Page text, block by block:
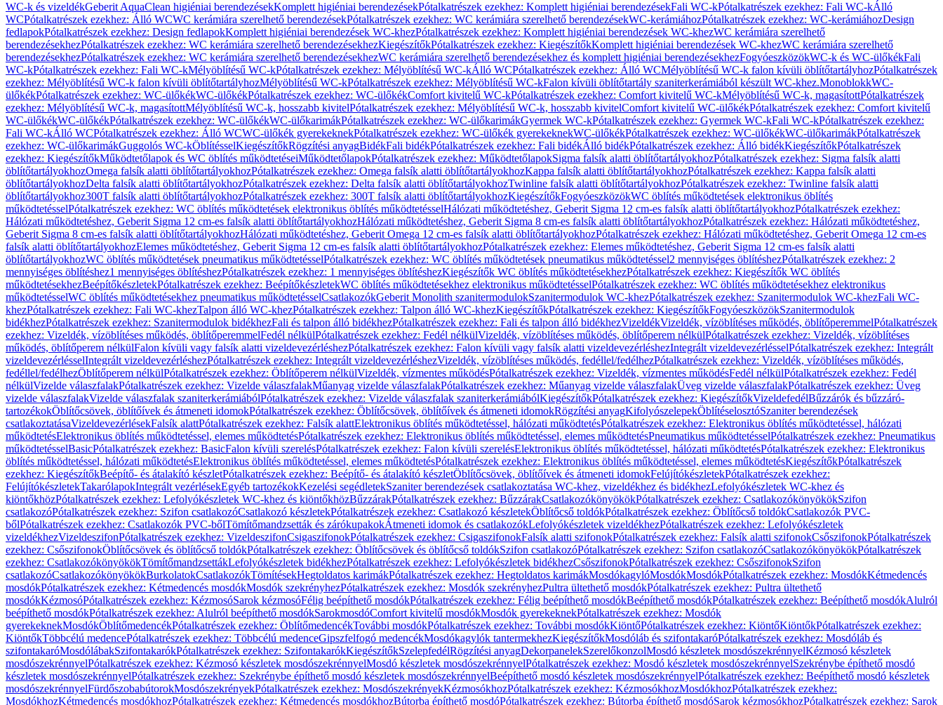
WC-k és vizeldékGeberit AquaClean higiéniai berendezésekKomplett higiéniai berendezésekPótalkatrészek ezekhez: Komplett higiéniai berendezésekFali WC-kPótalkatrészek ezekhez: Fali WC-kÁlló
WCPótalkatrészek ezekhez: Álló WCWC kerámiára szerelhető berendezésekPótalkatrészek ezekhez: WC kerámiára szerelhető berendezésekWC-kerámiáhozPótalkatrészek ezekhez: WC-kerámiáhozDesign
fedlapokPótalkatrészek ezekhez: Design fedlapokKomplett higiéniai berendezések WC-khezPótalkatrészek ezekhez: Komplett higiéniai berendezések WC-khezWC kerámiára szerelhető
berendezésekhezPótalkatrészek ezekhez: WC kerámiára szerelhető berendezésekhezKiegészítőkPótalkatrészek ezekhez: KiegészítőkKomplett higiéniai berendezések WC-khezWC kerámiára szerelhető
berendezésekhezPótalkatrészek ezekhez: WC kerámiára szerelhető berendezésekhezWC kerámiára szerelhető berendezésekhez és komplett higiéniai berendezésekhezFogyóeszközökWC-k és WC-ülőkékFali
WC-kPótalkatrészek ezekhez: Fali WC-kMélyöblítésű WC-kPótalkatrészek ezekhez: Mélyöblítésű WC-kÁlló WCPótalkatrészek ezekhez: Álló WCMélyöblítésű WC-k falon kívüli öblítőtartályhozPótalkatrészek
ezekhez: Mélyöblítésű WC-k falon kívüli öblítőtartályhozMélyöblítésű WC-kPótalkatrészek ezekhez: Mélyöblítésű WC-kFalon kívüli öblítőtartály szaniterkerámiából készült WC-khez.MonoblokkWC-
ülőkékPótalkatrészek ezekhez: WC-ülőkékWC-ülőkékPótalkatrészek ezekhez: WC-ülőkékComfort kivitelű WC-kPótalkatrészek ezekhez: Comfort kivitelű WC-kMélyöblítésű WC-k, magasítottPótalkatrészek
ezekhez: Mélyöblítésű WC-k, magasítottMélyöblítésű WC-k, hosszabb kivitelPótalkatrészek ezekhez: Mélyöblítésű WC-k, hosszabb kivitelComfort kivitelű WC-ülőkékPótalkatrészek ezekhez: Comfort kivitelű
WC-ülőkékWC-ülőkékPótalkatrészek ezekhez: WC-ülőkékWC-ülőkarimákPótalkatrészek ezekhez: WC-ülőkarimákGyermek WC-kPótalkatrészek ezekhez: Gyermek WC-kFali WC-kPótalkatrészek ezekhez:
Fali WC-kÁlló WCPótalkatrészek ezekhez: Álló WCWC-ülőkék gyerekeknekPótalkatrészek ezekhez: WC-ülőkék gyerekeknekWC-ülőkékPótalkatrészek ezekhez: WC-ülőkékWC-ülőkarimákPótalkatrészek
ezekhez: WC-ülőkarimákGuggolós WC-kÖblítésselKiegészítőkRögzítési anyagBidékFali bidékPótalkatrészek ezekhez: Fali bidékÁlló bidékPótalkatrészek ezekhez: Álló bidékKiegészítőkPótalkatrészek
ezekhez: KiegészítőkMűködtetőlapok és WC öblítés működtetéseiMűködtetőlapokPótalkatrészek ezekhez: MűködtetőlapokSigma falsík alatti öblítőtartályokhozPótalkatrészek ezekhez: Sigma falsík alatti
öblítőtartályokhozOmega falsík alatti öblítőtartályokhozPótalkatrészek ezekhez: Omega falsík alatti öblítőtartályokhozKappa falsík alatti öblítőtartályokhozPótalkatrészek ezekhez: Kappa falsík alatti
öblítőtartályokhozDelta falsík alatti öblítőtartályokhozPótalkatrészek ezekhez: Delta falsík alatti öblítőtartályokhozTwinline falsík alatti öblítőtartályokhozPótalkatrészek ezekhez: Twinline falsík alatti
öblítőtartályokhoz300T falsík alatti öblítőtartályokhozPótalkatrészek ezekhez: 300T falsík alatti öblítőtartályokhozKiegészítőkFogyóeszközökWC öblítés működtetések elektronikus öblítés
működtetésselPótalkatrészek ezekhez: WC öblítés működtetések elektronikus öblítés működtetésselHálózati működtetéshez, Geberit Sigma 12 cm-es falsík alatti öblítőtartályokhozPótalkatrészek ezekhez:
Hálózati működtetéshez, Geberit Sigma 12 cm-es falsík alatti öblítőtartályokhozHálózati működtetéshez, Geberit Sigma 8 cm-es falsík alatti öblítőtartályokhozPótalkatrészek ezekhez: Hálózati működtetéshez,
Geberit Sigma 8 cm-es falsík alatti öblítőtartályokhozHálózati működtetéshez, Geberit Omega 12 cm-es falsík alatti öblítőtartályokhozPótalkatrészek ezekhez: Hálózati működtetéshez, Geberit Omega 12 cm-es
falsík alatti öblítőtartályokhozElemes működtetéshez, Geberit Sigma 12 cm-es falsík alatti öblítőtartályokhozPótalkatrészek ezekhez: Elemes működtetéshez, Geberit Sigma 12 cm-es falsík alatti
öblítőtartályokhozWC öblítés működtetések pneumatikus működtetésselPótalkatrészek ezekhez: WC öblítés működtetések pneumatikus működtetéssel2 mennyiséges öblítéshezPótalkatrészek ezekhez: 2
mennyiséges öblítéshez1 mennyiséges öblítéshezPótalkatrészek ezekhez: 1 mennyiséges öblítéshezKiegészítők WC öblítés működtetésekhezPótalkatrészek ezekhez: Kiegészítők WC öblítés
működtetésekhezBeépítőkészletekPótalkatrészek ezekhez: BeépítőkészletekWC öblítés működtetésekhez elektronikus működtetésselPótalkatrészek ezekhez: WC öblítés működtetésekhez elektronikus
működtetésselWC öblítés működtetésekhez pneumatikus működtetésselCsatlakozókGeberit Monolith szanitermodulokSzanitermodulok WC-khezPótalkatrészek ezekhez: Szanitermodulok WC-khezFali WC-
khezPótalkatrészek ezekhez: Fali WC-khezTalpon álló WC-khezPótalkatrészek ezekhez: Talpon álló WC-khezKiegészítőkPótalkatrészek ezekhez: KiegészítőkFogyóeszközökSzanitermodulok
bidékhezPótalkatrészek ezekhez: Szanitermodulok bidékhezFali és talpon álló bidékhezPótalkatrészek ezekhez: Fali és talpon álló bidékhezVizeldékVizeldék, vízöblítéses működés, öblítőperemmelPótalkatrészek
ezekhez: Vizeldék, vízöblítéses működés, öblítőperemmelFedél nélkülPótalkatrészek ezekhez: Fedél nélkülVizeldék, vízöblítéses működés, öblítőperem nélkülPótalkatrészek ezekhez: Vizeldék, vízöblítéses
működés, öblítőperem nélkülFalon kívüli vagy falsík alatti vizeldevezérléshezPótalkatrészek ezekhez: Falon kívüli vagy falsík alatti vizeldevezérléshezIntegrált vizeldevezérlésselPótalkatrészek ezekhez: Integrált
vizeldevezérlésselIntegrált vizeldevezérléshezPótalkatrészek ezekhez: Integrált vizeldevezérléshezVizeldék, vízöblítéses működés, fedéllel/fedélhezPótalkatrészek ezekhez: Vizeldék, vízöblítéses működés,
fedéllel/fedélhezÖblítőperem nélkülPótalkatrészek ezekhez: Öblítőperem nélkülVizeldék, vízmentes működésPótalkatrészek ezekhez: Vizeldék, vízmentes működésFedél nélkülPótalkatrészek ezekhez: Fedél
nélkülVizelde válaszfalakPótalkatrészek ezekhez: Vizelde válaszfalakMűanyag vizelde válaszfalakPótalkatrészek ezekhez: Műanyag vizelde válaszfalakÜveg vizelde válaszfalakPótalkatrészek ezekhez: Üveg
vizelde válaszfalakVizelde válaszfalak szaniterkerámiábólPótalkatrészek ezekhez: Vizelde válaszfalak szaniterkerámiábólKiegészítőkPótalkatrészek ezekhez: KiegészítőkVizeldefedélBűzzárók és bűzzáró-
tartozékokÖblítőcsövek, öblítőívek és átmeneti idomokPótalkatrészek ezekhez: Öblítőcsövek, öblítőívek és átmeneti idomokRögzítési anyagKifolyószelepekÖblítéselosztóSzaniter berendezések
csatlakoztatásaVizeldevezérlésekFalsík alattPótalkatrészek ezekhez: Falsík alattElektronikus öblítés működtetéssel, hálózati működtetésPótalkatrészek ezekhez: Elektronikus öblítés működtetéssel, hálózati
működtetésElektronikus öblítés működtetéssel, elemes működtetésPótalkatrészek ezekhez: Elektronikus öblítés működtetéssel, elemes működtetésPneumatikus működtetésselPótalkatrészek ezekhez: Pneumatikus
működtetésselBasicPótalkatrészek ezekhez: BasicFalon kívüli szerelésPótalkatrészek ezekhez: Falon kívüli szerelésElektronikus öblítés működtetéssel, hálózati működtetésPótalkatrészek ezekhez: Elektronikus
öblítés működtetéssel, hálózati működtetésElektronikus öblítés működtetéssel, elemes működtetésPótalkatrészek ezekhez: Elektronikus öblítés működtetéssel, elemes működtetésKiegészítőkPótalkatrészek
ezekhez: KiegészítőkBeépítő- és átalakító készletPótalkatrészek ezekhez: Beépítő- és átalakító készletÖblítőcsövek, öblítőívek és átmeneti idomokFelújítókészletekPótalkatrészek ezekhez:
FelújítókészletekTakarólapokIntegrált vezérlésekEgyéb tartozékokKezelési segédletekSzaniter berendezések csatlakoztatása WC-khez, vizeldékhez és bidékhezLefolyókészletek WC-khez és
kiöntőkhözPótalkatrészek ezekhez: Lefolyókészletek WC-khez és kiöntőkhözBűzzárakPótalkatrészek ezekhez: BűzzárakCsatlakozókönyökökPótalkatrészek ezekhez: CsatlakozókönyökökSzifon
csatlakozóPótalkatrészek ezekhez: Szifon csatlakozóCsatlakozó készletekPótalkatrészek ezekhez: Csatlakozó készletekÖblítőcső toldókPótalkatrészek ezekhez: Öblítőcső toldókCsatlakozók PVC-
bőlPótalkatrészek ezekhez: Csatlakozók PVC-bőlTömítőmandzsetták és zárókupakokÁtmeneti idomok és csatlakozókLefolyókészletek vizeldékhezPótalkatrészek ezekhez: Lefolyókészletek
vizeldékhezVizeldeszifonPótalkatrészek ezekhez: VizeldeszifonCsigaszifonokPótalkatrészek ezekhez: CsigaszifonokFalsík alatti szifonokPótalkatrészek ezekhez: Falsík alatti szifonokCsőszifonokPótalkatrészek
ezekhez: CsőszifonokÖblítőcsövek és öblítőcső toldókPótalkatrészek ezekhez: Öblítőcsövek és öblítőcső toldókSzifon csatlakozóPótalkatrészek ezekhez: Szifon csatlakozóCsatlakozókönyökökPótalkatrészek
ezekhez: CsatlakozókönyökökTömítőmandzsettákLefolyókészletek bidékhezPótalkatrészek ezekhez: Lefolyókészletek bidékhezCsőszifonokPótalkatrészek ezekhez: CsőszifonokSzifon
csatlakozóCsatlakozókönyökökBurkolatokCsatlakozókTömítésekHegtoldatos karimákPótalkatrészek ezekhez: Hegtoldatos karimákMosdókagylóMosdókMosdókPótalkatrészek ezekhez: MosdókKétmedencés
mosdókPótalkatrészek ezekhez: Kétmedencés mosdókMosdók szekrényhezPótalkatrészek ezekhez: Mosdók szekrényhezPultra ültethető mosdókPótalkatrészek ezekhez: Pultra ültethető
mosdókKézmosóPótalkatrészek ezekhez: KézmosóSarok kézmosóFélig beépíthető mosdókPótalkatrészek ezekhez: Félig beépíthető mosdókBeépíthető mosdókPótalkatrészek ezekhez: Beépíthető mosdókAlulról
beépíthető mosdókPótalkatrészek ezekhez: Alulról beépíthető mosdókSarokmosdóComfort kivitelű mosdókMosdók gyerekeknekPótalkatrészek ezekhez: Mosdók
gyerekeknekMosdókÖblítőmedencékPótalkatrészek ezekhez: ÖblítőmedencékTovábbi mosdókPótalkatrészek ezekhez: További mosdókKiöntőPótalkatrészek ezekhez: KiöntőKiöntőkPótalkatrészek ezekhez:
KiöntőkTöbbcélú medencePótalkatrészek ezekhez: Többcélú medenceGipszfelfogó medencékMosdókagylók tantermekhezKiegészítőkMosdóláb és szifontakaróPótalkatrészek ezekhez: Mosdóláb és
szifontakaróMosdólábakSzifontakarókPótalkatrészek ezekhez: SzifontakarókKiegészítőkSzelepfedélRögzítési anyagDekorpanelekSzerelőkonzolMosdó készletek mosdószekrénnyelKézmosó készletek
mosdószekrénnyelPótalkatrészek ezekhez: Kézmosó készletek mosdószekrénnyelMosdó készletek mosdószekrénnyelPótalkatrészek ezekhez: Mosdó készletek mosdószekrénnyelSzekrénybe építhető mosdó
készletek mosdószekrénnyelPótalkatrészek ezekhez: Szekrénybe építhető mosdó készletek mosdószekrénnyelBeépíthető mosdó készletek mosdószekrénnyelPótalkatrészek ezekhez: Beépíthető mosdó készletek
mosdószekrénnyelFürdőszobabútorokMosdószekrényekPótalkatrészek ezekhez: MosdószekrényekKézmosókhozPótalkatrészek ezekhez: KézmosókhozMosdókhozPótalkatrészek ezekhez:
MosdókhozKétmedencés mosdókhozPótalkatrészek ezekhez: Kétmedencés mosdókhozBútorba építhető mosdóPótalkatrészek ezekhez: Bútorba építhető mosdóSarok kézmosókhozPótalkatrészek ezekhez: Sarok